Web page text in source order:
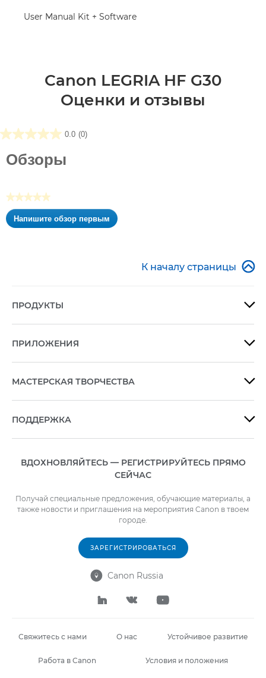
User Manual Kit + Software
Canon LEGRIA HF G30
Оценки и отзывы
0.0 (0)
0.0
из5
звезд.
Обзоры
★★★★★
Нет
оценки
Напишите обзор первым
.
диалогового
К началу страницы 
ПРОДУКТЫ 
ПРИЛОЖЕНИЯ 
МАСТЕРСКАЯ ТВОРЧЕСТВА 
ПОДДЕРЖКА 
ВДОХНОВЛЯЙТЕСЬ — РЕГИСТРИРУЙТЕСЬ ПРЯМО
СЕЙЧАС
Получай специальные предложения, обучающие материалы, а
также новости и приглашения на мероприятия Canon в твоем
городе.
ЗАРЕГИСТРИРОВАТЬСЯ
 Canon Russia
  
Свяжитесь с нами О нас Устойчивое развитие
Работа в Canon Условия и положения